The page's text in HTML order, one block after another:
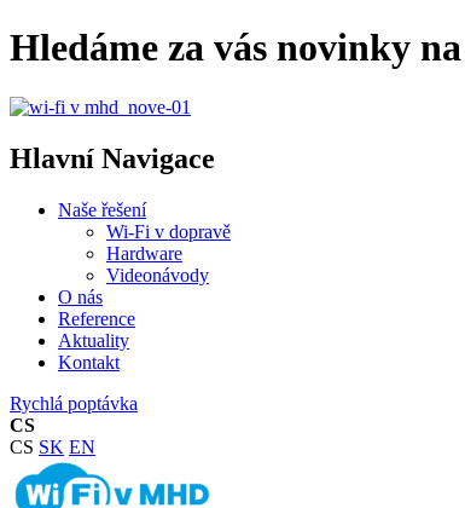
Hledáme za vás novinky
Hlavní Navigace
Naše řešení
Wi-Fi v dopravě
Hardware
Videonávody
O nás
Reference
Aktuality
Kontakt
Rychlá poptávka
CS
CS SK EN